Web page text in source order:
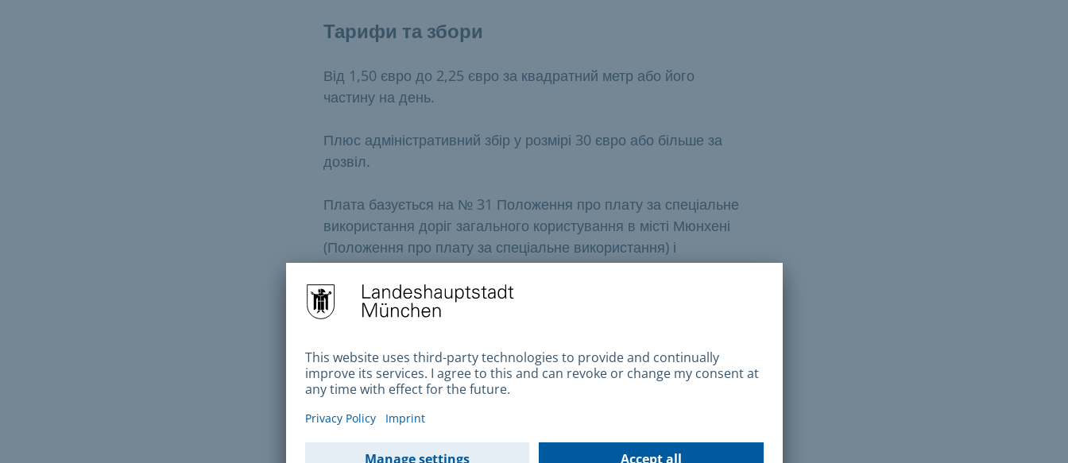
Тарифи та збори
Від 1,50 євро до 2,25 євро за квадратний метр або його
частину на день.
Плюс адміністративний збір у розмірі 30 євро або більше за
дозвіл.
Плата базується на № 31 Положення про плату за спеціальне
використання доріг загального користування в місті Мюнхені
(Положення про плату за спеціальне використання) і
становить від 1,50 до 2,25 євро за квадратний метр або
частину квадратного метра за групу доріг.
Правова основа
Положення про спеціальний збір за утилізацію